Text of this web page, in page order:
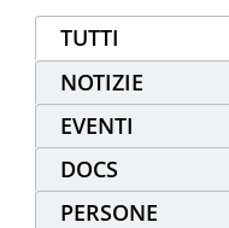
TUTTI
NOTIZIE
EVENTI
DOCS
PERSONE